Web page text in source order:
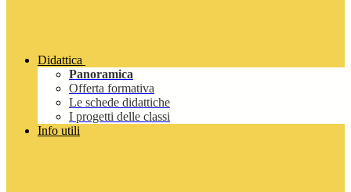
Didattica
Panoramica
Offerta formativa
Le schede didattiche
I progetti delle classi
Info utili